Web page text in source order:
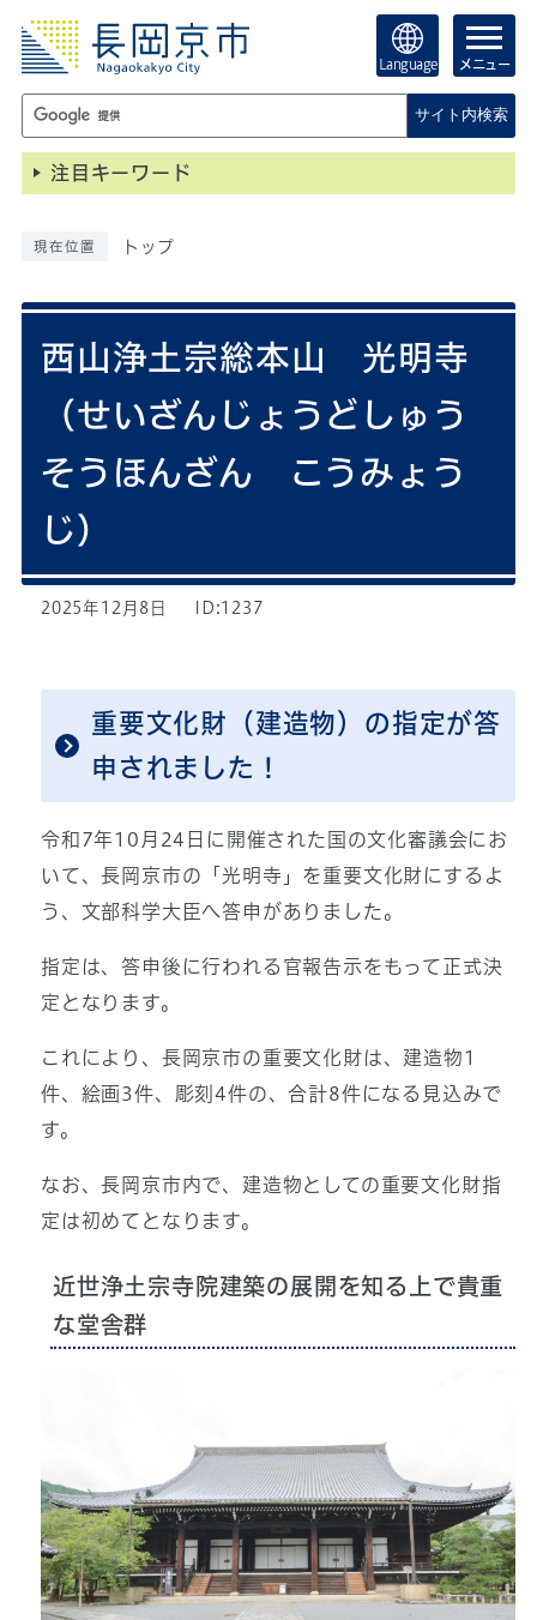
Language メニュー
サイト内検索
注目キーワード
現在位置 トップ
西山浄土宗総本山 光明寺
（せいざんじょうどしゅう
そうほんざん こうみょう
じ）
2025年12月8日 ID:1237
重要文化財（建造物）の指定が答
申されました！
令和7年10月24日に開催された国の文化審議会にお
いて、長岡京市の「光明寺」を重要文化財にするよ
う、文部科学大臣へ答申がありました。
指定は、答申後に行われる官報告示をもって正式決
定となります。
これにより、長岡京市の重要文化財は、建造物1
件、絵画3件、彫刻4件の、合計8件になる見込みで
す。
なお、長岡京市内で、建造物としての重要文化財指
定は初めてとなります。
近世浄土宗寺院建築の展開を知る上で貴重
な堂舎群